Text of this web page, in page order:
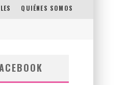
QUIÉNES SOMOS